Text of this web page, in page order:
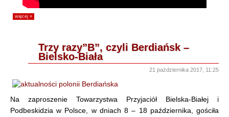
więcej »
Trzy razy”B”, czyli Berdiańsk –
Bielsko-Biała
21 pażdziernika 2017, 11:25
Na zaproszenie Towarzystwa Przyjaciół Bielska-Białej i
Podbeskidzia w Polsce, w dniach 8 – 18 października, gościła